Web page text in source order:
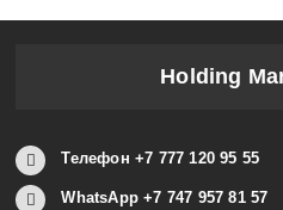
Holding
Телефон +7 777 120 95 55
WhatsApp +7 747 957 81 57